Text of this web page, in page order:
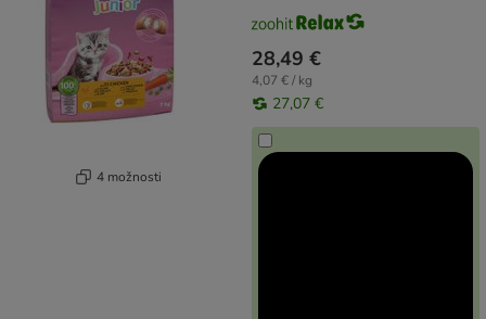
4 možnosti
28,49 €
4,07 € / kg
27,07 €